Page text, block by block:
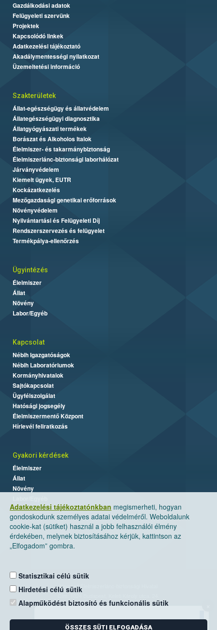
Adatkezelési tájékoztatónkban megismerheti, hogyan
gondoskodunk személyes adatai védelméről. Weboldalunk
cookie-kat (sütiket) használ a jobb felhasználói élmény
érdekében, melynek biztosításához kérjük, kattintson az
„Elfogadom” gombra.
Statisztikai célú sütik
Hirdetési célú sütik
Alapműködést biztosító és funkcionális sütik
ÖSSZES SÜTI ELFOGADÁSA
Gazdálkodási adatok
Felügyeleti szervünk
Projektek
Kapcsolódó linkek
Adatkezelési tájékoztató
Akadálymentességi nyilatkozat
Üzemeltetési információ
Szakterületek
Állat-egészségügy és állatvédelem
Állategészségügyi diagnosztika
Állatgyógyászati termékek
Borászat és Alkoholos Italok
Élelmiszer- és takarmánybiztonság
Élelmiszerlánc-biztonsági laborhálózat
Járványvédelem
Kiemelt ügyek, EUTR
Kockázatkezelés
Mezőgazdasági genetikai erőforrások
Növényvédelem
Nyilvántartási és Felügyeleti Díj
Rendszerszervezés és felügyelet
Termékpálya-ellenőrzés
Ügyintézés
Élelmiszer
Állat
Növény
Labor/Egyéb
Kapcsolat
Nébih Igazgatóságok
Nébih Laboratóriumok
Kormányhivatalok
Sajtókapcsolat
Ügyfélszolgálat
Hatósági jogsegély
Élelmiszermentő Központ
Hírlevél feliratkozás
Gyakori kérdések
Élelmiszer
Állat
Növény
Nemzeti Élelmiszerlánc-biztonsági Hivatal
Levelezési cím: 1525 Budapest. Pf. 30.